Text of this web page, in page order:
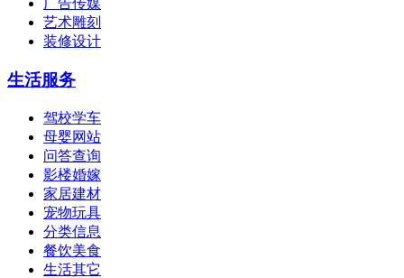
广告传媒
艺术雕刻
装修设计
生活服务
驾校学车
母婴网站
问答查询
影楼婚嫁
家居建材
宠物玩具
分类信息
餐饮美食
生活其它